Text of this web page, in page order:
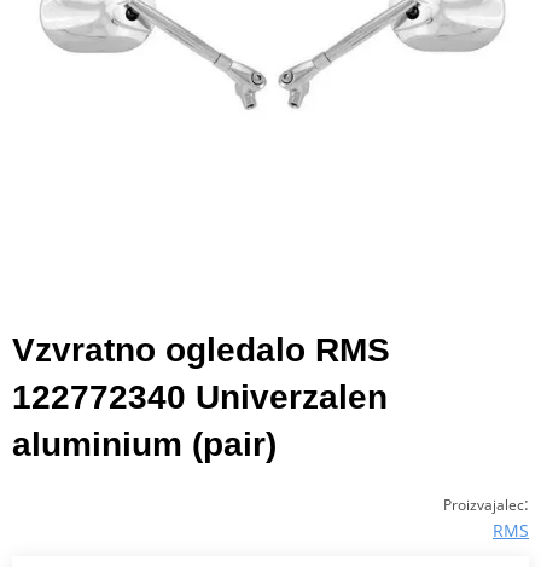
Vzvratno ogledalo RMS
122772340 Univerzalen
aluminium (pair)
Proizvajalec:
RMS